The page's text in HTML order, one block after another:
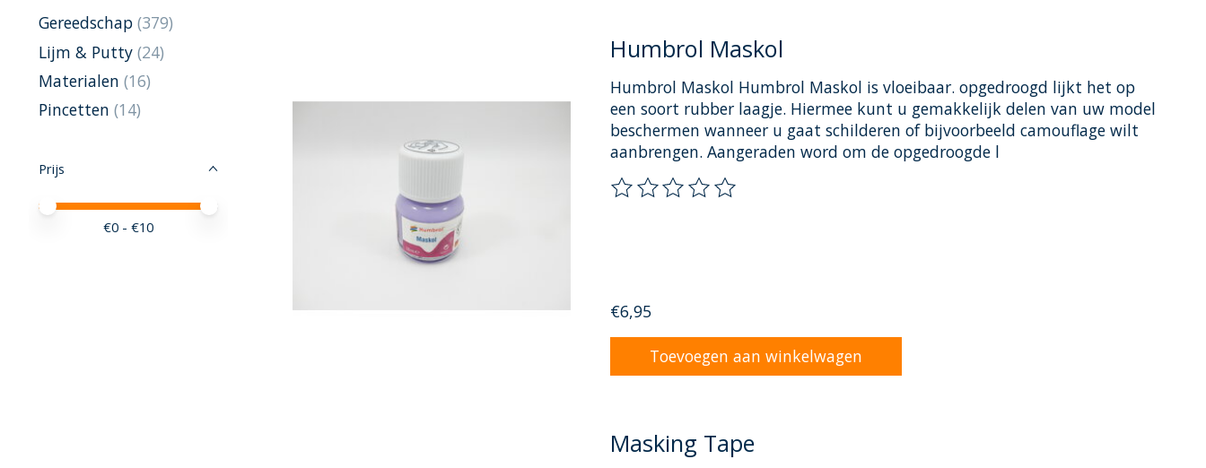
Gereedschap (379)
Lijm & Putty (24)
Materialen (16)
Pincetten (14)
Prijs
Minimale prijswaarde
Price maximum value
€0 - €10
Humbrol Maskol
Humbrol Maskol Humbrol Maskol is vloeibaar. opgedroogd lijkt het op
een soort rubber laagje. Hiermee kunt u gemakkelijk delen van uw model
beschermen wanneer u gaat schilderen of bijvoorbeeld camouflage wilt
aanbrengen. Aangeraden word om de opgedroogde l
De beoordeling van dit product is
€6,95
Toevoegen aan winkelwagen
Masking Tape